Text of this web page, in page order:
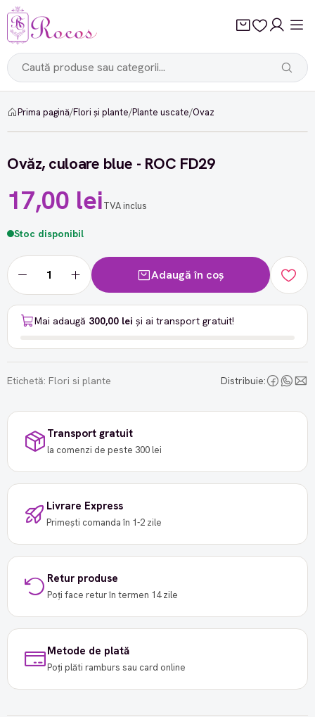
Prima pagină/Flori și plante/Plante uscate/Ovaz
Ovăz, culoare blue - ROC FD29
17,00 leiTVA inclus
Stoc disponibil
Adaugă în coș
Mai adaugă 300,00 lei și ai transport gratuit!
Etichetă: Flori si plante Distribuie:
Transport gratuit
la comenzi de peste 300 lei
Livrare Express
Primești comanda în 1-2 zile
Retur produse
Poți face retur în termen 14 zile
Metode de plată
Poți plăti ramburs sau card online